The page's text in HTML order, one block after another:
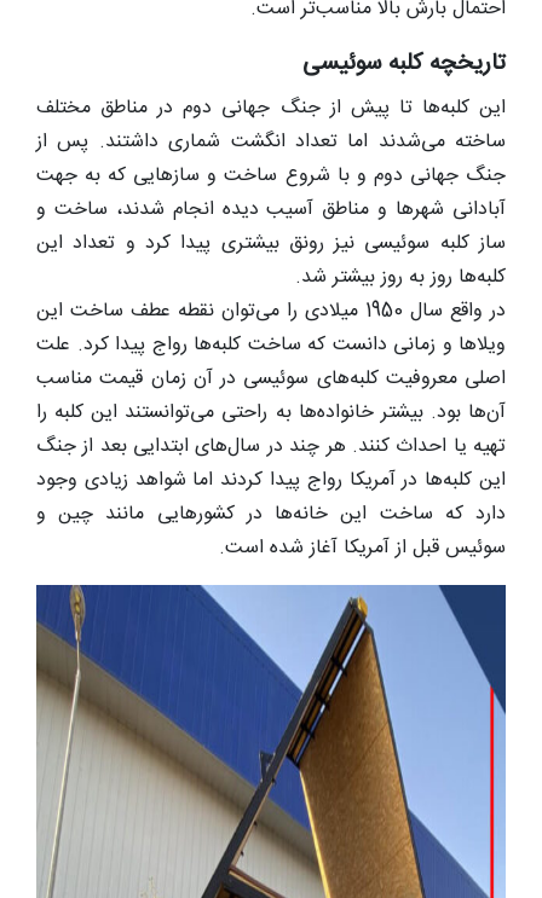
احتمال بارش بالا مناسب‌تر است.
تاریخچه کلبه سوئیسی
این کلبه‌ها تا پیش از جنگ جهانی دوم در مناطق مختلف
ساخته می‌شدند اما تعداد انگشت شماری داشتند. پس از
جنگ جهانی دوم و با شروع ساخت و سازهایی که به جهت
آبادانی شهرها و مناطق آسیب دیده انجام شدند، ساخت و
ساز کلبه سوئیسی نیز رونق بیشتری پیدا کرد و تعداد این
کلبه‌ها روز به روز بیشتر شد.
در واقع سال 1950 میلادی را می‌توان نقطه عطف ساخت این
ویلاها و زمانی دانست که ساخت کلبه‌ها رواج پیدا کرد. علت
اصلی معروفیت کلبه‌های سوئیسی در آن زمان قیمت مناسب
آن‌ها بود. بیشتر خانواده‌ها به راحتی می‌توانستند این کلبه را
تهیه یا احداث کنند. هر چند در سال‌های ابتدایی بعد از جنگ
این کلبه‌ها در آمریکا رواج پیدا کردند اما شواهد زیادی وجود
دارد که ساخت این خانه‌ها در کشورهایی مانند چین و
سوئیس قبل از آمریکا آغاز شده است.